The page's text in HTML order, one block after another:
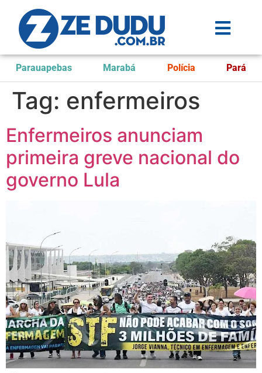
Parauapebas Marabá Polícia Pará
Tag: enfermeiros
Enfermeiros anunciam
primeira greve nacional do
governo Lula